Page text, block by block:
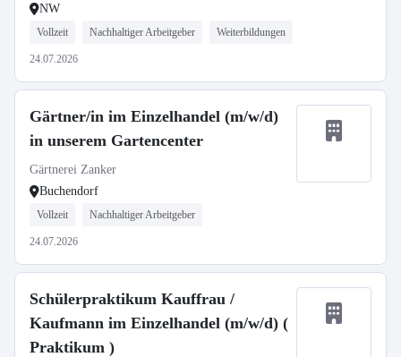
NW
Vollzeit Nachhaltiger Arbeitgeber Weiterbildungen
24.07.2026
Gärtner/in im Einzelhandel (m/w/d)
in unserem Gartencenter
Gärtnerei Zanker
Buchendorf
Vollzeit Nachhaltiger Arbeitgeber
24.07.2026
Schülerpraktikum Kauffrau /
Kaufmann im Einzelhandel (m/w/d) (
Praktikum )